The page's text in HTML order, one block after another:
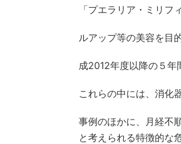
「プエラリア・ミリ
ルアップ等の美容を目
成2012年度以降の５年
これらの中には、消化
事例のほかに、月経不
と考えられる特徴的な